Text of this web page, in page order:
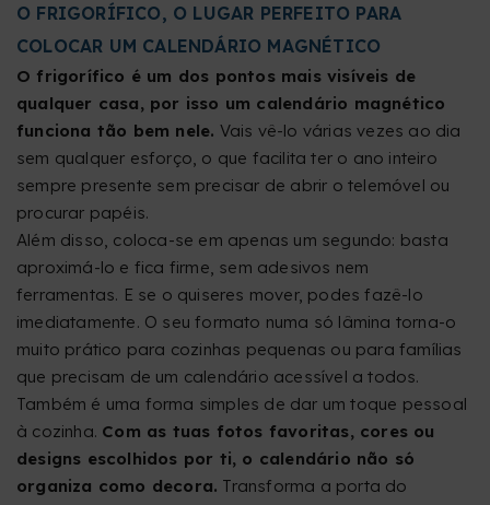
O FRIGORÍFICO, O LUGAR PERFEITO PARA
COLOCAR UM CALENDÁRIO MAGNÉTICO
O frigorífico é um dos pontos mais visíveis de
qualquer casa, por isso um calendário magnético
funciona tão bem nele. Vais vê-lo várias vezes ao dia
sem qualquer esforço, o que facilita ter o ano inteiro
sempre presente sem precisar de abrir o telemóvel ou
procurar papéis.
Além disso, coloca-se em apenas um segundo: basta
aproximá-lo e fica firme, sem adesivos nem
ferramentas. E se o quiseres mover, podes fazê-lo
imediatamente. O seu formato numa só lâmina torna-o
muito prático para cozinhas pequenas ou para famílias
que precisam de um calendário acessível a todos.
Também é uma forma simples de dar um toque pessoal
à cozinha. Com as tuas fotos favoritas, cores ou
designs escolhidos por ti, o calendário não só
organiza como decora. Transforma a porta do